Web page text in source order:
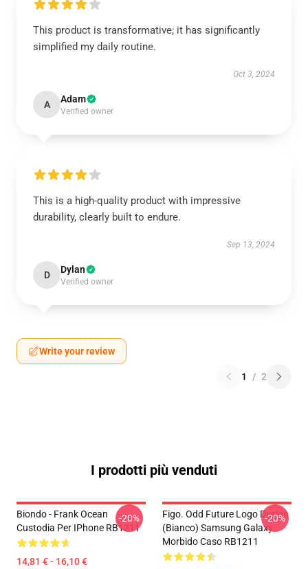
This product is transformative; it has significantly
simplified my daily routine.
Oct 3, 2024
A Adam
Verified owner
This is a high-quality product with impressive
durability, clearly built to endure.
Sep 13, 2024
D Dylan
Verified owner
Write your review
1 / 2
I prodotti più venduti
Biondo - Frank Ocean
Custodia Per IPhone RB1211
14,81 € - 16,10 €
-20%
Figo. Odd Future Logo Design
(bianco) Samsung Galaxy
Morbido Caso RB1211
-20%